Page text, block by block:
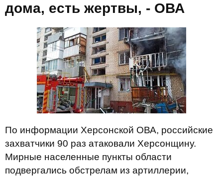
дома, есть жертвы, - ОВА
По информации Херсонской ОВА, российские
захватчики 90 раз атаковали Херсонщину.
Мирные населенные пункты области
подвергались обстрелам из артиллерии,